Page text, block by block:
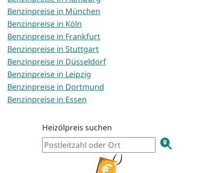
Benzinpreise in München
Benzinpreise in Köln
Benzinpreise in Frankfurt
Benzinpreise in Stuttgart
Benzinpreise in Düsseldorf
Benzinpreise in Leipzig
Benzinpreise in Dortmund
Benzinpreise in Essen
Heizölpreis suchen